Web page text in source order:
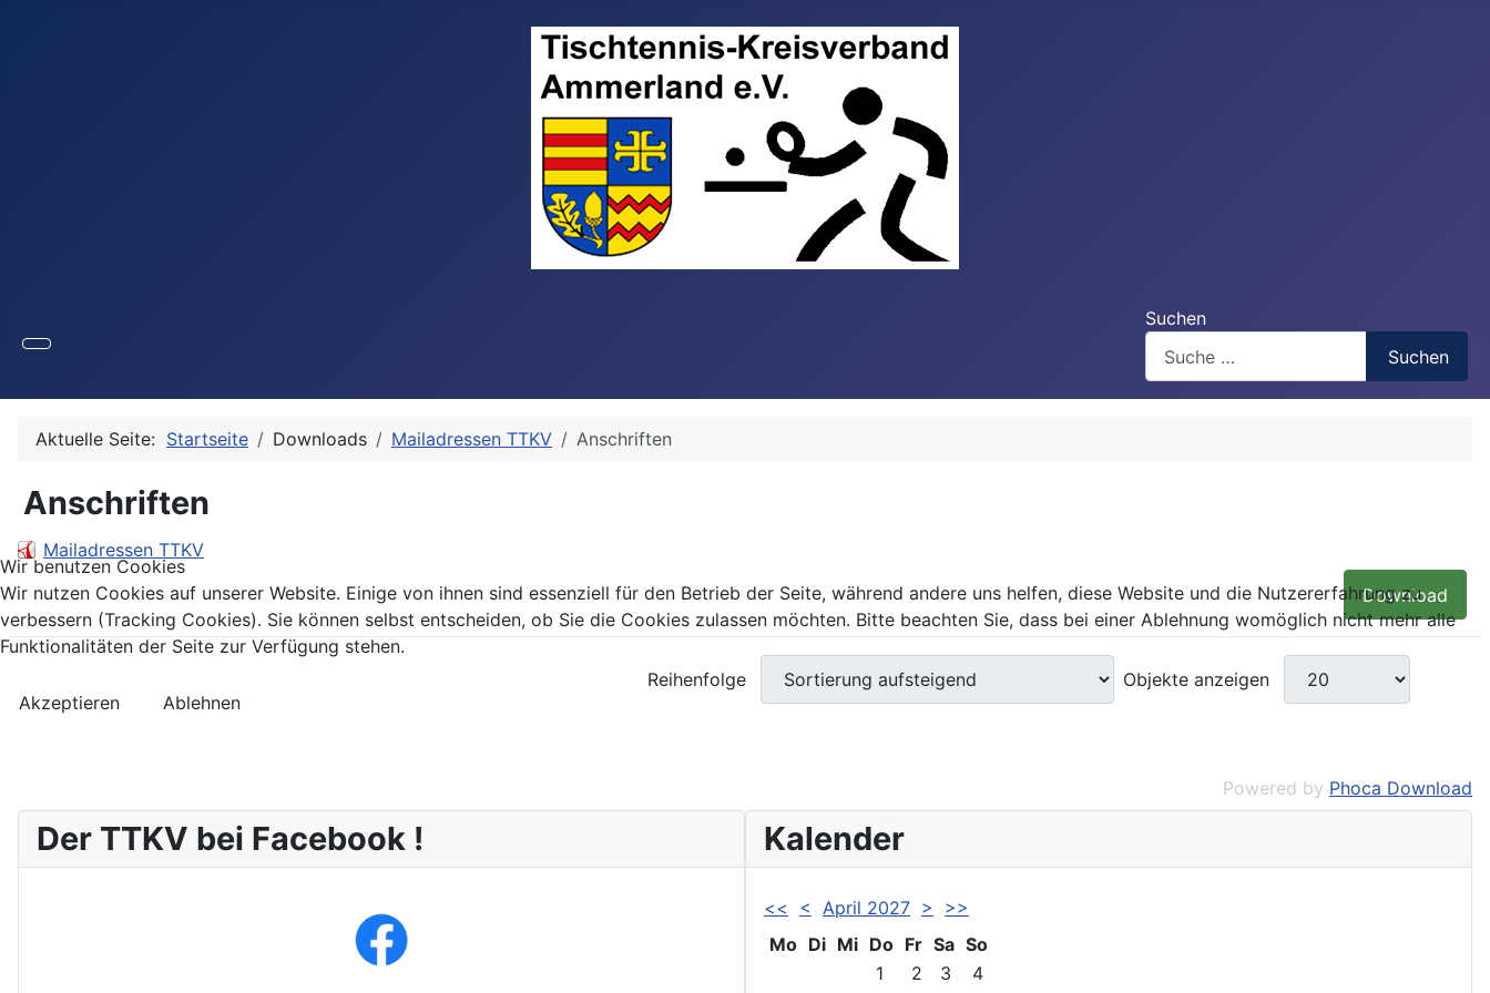
Suchen
Suchen
Aktuelle Seite: Startseite Downloads Mailadressen TTKV Anschriften
Anschriften
Mailadressen TTKV
Download
Reihenfolge Objekte anzeigen
Powered by Phoca Download
Der TTKV bei Facebook ! Kalender
<< < April 2027 >
>>
Mo Di Mi Do Fr Sa So
1
2 3
4
Wir benutzen Cookies
Wir nutzen Cookies auf unserer Website. Einige von ihnen sind essenziell für den Betrieb der Seite, während andere uns helfen, diese Website und die Nutzererfahrung zu
verbessern (Tracking Cookies). Sie können selbst entscheiden, ob Sie die Cookies zulassen möchten. Bitte beachten Sie, dass bei einer Ablehnung womöglich nicht mehr alle
Funktionalitäten der Seite zur Verfügung stehen.
Akzeptieren Ablehnen